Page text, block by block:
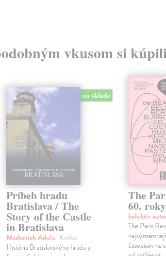
vkusom si
na sklade
Príbeh hradu
Bratislava / The
Story of the Castle
in Bratislava
Markovich Adela| Kniha
História Bratislavského hradu a
The
60. roky
kolektív
The Paris
časopisov na